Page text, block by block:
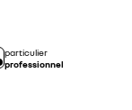
particulier
professionnel